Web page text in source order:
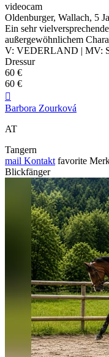
videocam
Oldenburger, Wallach, 5
Ein sehr
außergewöhnlichem
V: VEDERLAND | MV:
Dressur
60 €
60 €

Barbora Zourková
AT
Tangern
mail Kontakt favorite
Blickfänger